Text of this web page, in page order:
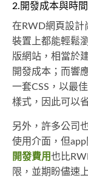
2.開發成本與時
在RWD網頁設計
裝置上都能輕鬆
版網站，相當於
開發成本；而響
一套CSS，以最
樣式，因此可以
另外，許多公司
使用介面，但
開發費用也比
限，並期盼儘速